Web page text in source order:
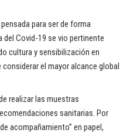
para ser de forma
del Covid-19 se vio pertinente
cultura y sensibilización en
el mayor alcance global
realizar las muestras
sanitarias. Por
acompañamiento” en papel,